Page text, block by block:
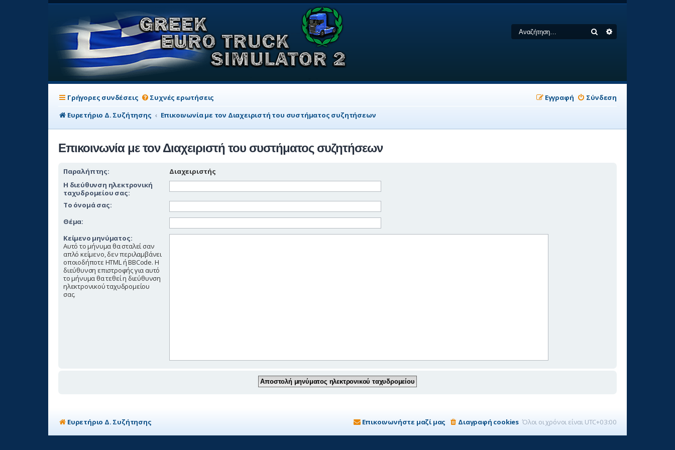
Αναζήτηση
Γρήγορες συνδέσεις Συχνές ερωτήσεις Σύνδεση
Εγγραφή
Ευρετήριο Δ. Συζήτησης
Επικοινωνία με τον Διαχειριστή του συστήματος συζητήσεων
Επικοινωνία με τον Διαχειριστή του συστήματος συζητήσεων
Παραλήπτης:
Διαχειριστής
Η διεύθυνση ηλεκτρονική
ταχυδρομείου σας:
Το όνομά σας:
Θέμα:
Κείμενο μηνύματος:
Αυτό το μήνυμα θα σταλεί σαν
απλό κείμενο, δεν περιλαμβάνει
οποιοδήποτε HTML ή BBCode. Η
διεύθυνση επιστροφής για αυτό
το μήνυμα θα τεθεί η διεύθυνση
ηλεκτρονικού ταχυδρομείου
σας.
Ευρετήριο Δ. Συζήτησης Όλοι οι χρόνοι είναι UTC+03:00
Διαγραφή cookies
Επικοινωνήστε μαζί μας